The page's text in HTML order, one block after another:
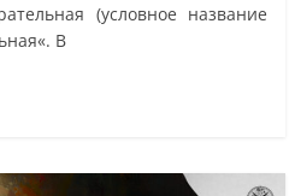
(условное название
В